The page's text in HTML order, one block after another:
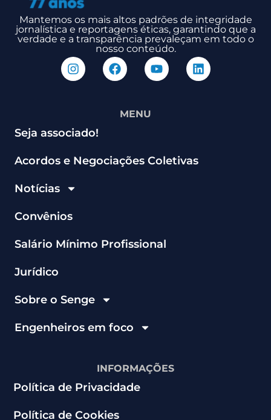
Mantemos os mais altos padrões de integridade
jornalística e reportagens éticas, garantindo que a
verdade e a transparência prevaleçam em todo o
nosso conteúdo.
MENU
Seja associado!
Acordos e Negociações Coletivas
Notícias
Convênios
Salário Mínimo Profissional
Jurídico
Sobre o Senge
Engenheiros em foco
INFORMAÇÕES
Política de Privacidade
Política de Cookies